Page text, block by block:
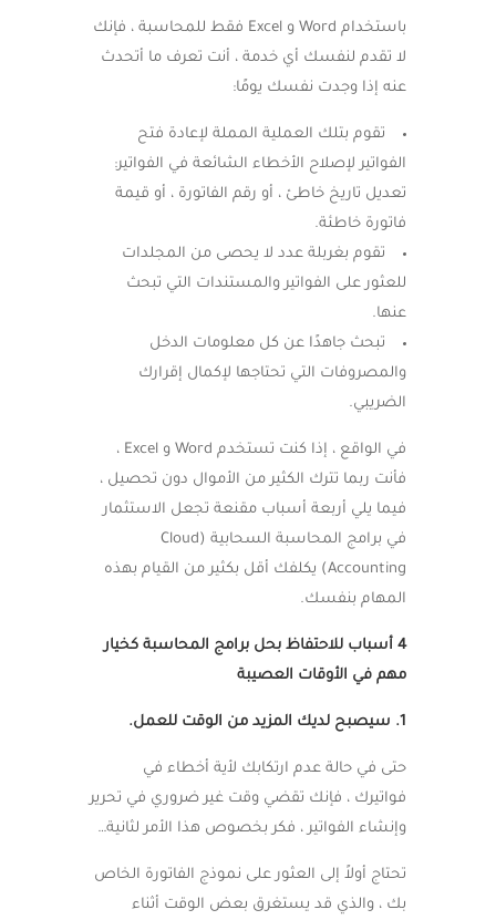
باستخدام Word و Excel فقط للمحاسبة ، فإنك
لا تقدم لنفسك أي خدمة ، أنت تعرف ما أتحدث
عنه إذا وجدت نفسك يومًا:
تقوم بتلك العملية المملة لإعادة فتح
الفواتير لإصلاح الأخطاء الشائعة في الفواتير:
تعديل تاريخ خاطئ ، أو رقم الفاتورة ، أو قيمة
فاتورة خاطئة.
تقوم بغربلة عدد لا يحصى من المجلدات
للعثور على الفواتير والمستندات التي تبحث
عنها.
تبحث جاهدًا عن كل معلومات الدخل
والمصروفات التي تحتاجها لإكمال إقرارك
الضريبي.
في الواقع ، إذا كنت تستخدم Word و Excel ،
فأنت ربما تترك الكثير من الأموال دون تحصيل ،
فيما يلي أربعة أسباب مقنعة تجعل الاستثمار
في برامج المحاسبة السحابية (Cloud
Accounting) يكلفك أقل بكثير من القيام بهذه
المهام بنفسك.
4 أسباب للاحتفاظ بحل برامج المحاسبة كخيار
مهم في الأوقات العصيبة
1. سيصبح لديك المزيد من الوقت للعمل.
حتى في حالة عدم ارتكابك لأية أخطاء في
فواتيرك ، فإنك تقضي وقت غير ضروري في تحرير
وإنشاء الفواتير ، فكر بخصوص هذا الأمر لثانية…
تحتاج أولاً إلى العثور على نموذج الفاتورة الخاص
بك ، والذي قد يستغرق بعض الوقت أثناء